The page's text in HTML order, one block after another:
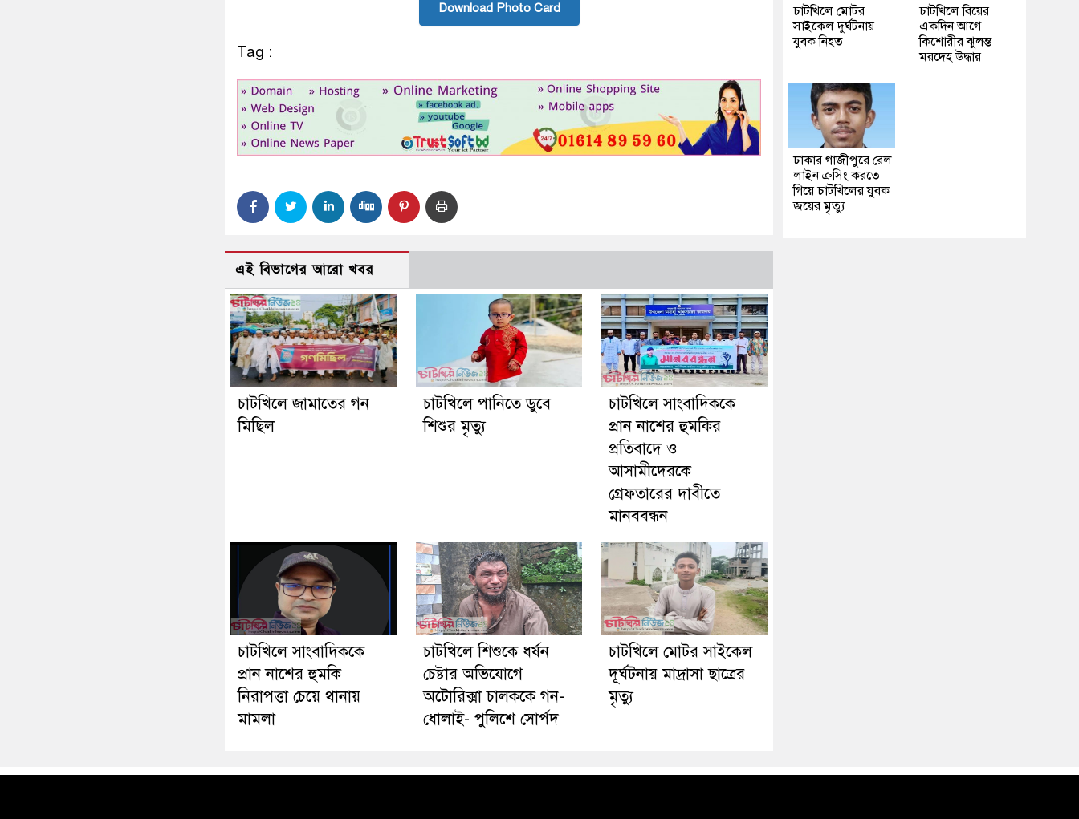
Download Photo Card
Tag :
এই বিভাগের আরো খবর
চাটখিলে জামাতের গন
মিছিল
চাটখিলে পানিতে ডুবে
শিশুর মৃত্যু
চাটখিলে সাংবাদিককে
প্রান নাশের হুমকির
প্রতিবাদে ও
আসামীদেরকে
গ্রেফতারের দাবীতে
মানববন্ধন
চাটখিলে সাংবাদিককে
প্রান নাশের হুমকি
নিরাপত্তা চেয়ে থানায়
মামলা
চাটখিলে শিশুকে ধর্ষন
চেষ্টার অভিযোগে
অটোরিক্সা চালককে গন-
ধোলাই- পুলিশে সোর্পদ
চাটখিলে মোটর সাইকেল
দূর্ঘটনায় মাদ্রাসা ছাত্রের
মৃত্যু
চাটখিলে মোটর
সাইকেল দুর্ঘটনায়
যুবক নিহত
চাটখিলে বিয়ের
একদিন আগে
কিশোরীর ঝুলন্ত
মরদেহ উদ্ধার
ঢাকার গাজীপুরে রেল
লাইন ক্রসিং করতে
গিয়ে চাটখিলের যুবক
জয়ের মৃত্যু